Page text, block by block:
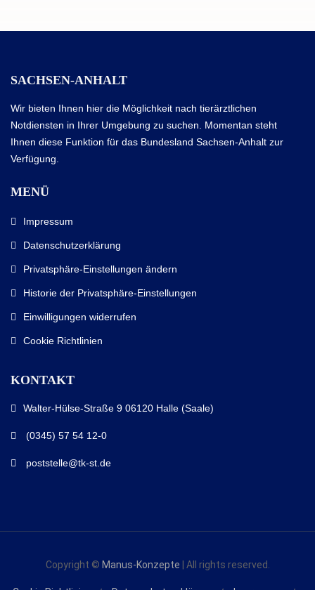
SACHSEN-ANHALT
Wir bieten Ihnen hier die Möglichkeit nach tierärztlichen
Notdiensten in Ihrer Umgebung zu suchen. Momentan steht
Ihnen diese Funktion für das Bundesland Sachsen-Anhalt zur
Verfügung.
MENÜ
Impressum
Datenschutzerklärung
Privatsphäre-Einstellungen ändern
Historie der Privatsphäre-Einstellungen
Einwilligungen widerrufen
Cookie Richtlinien
KONTAKT
Walter-Hülse-Straße 9 06120 Halle (Saale)
(0345) 57 54 12-0
poststelle@tk-st.de
Copyright © Manus-Konzepte | All rights reserved.